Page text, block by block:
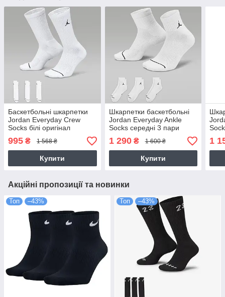
Баскетбольні шкарпетки
Jordan Everyday Crew
Socks білі оригінал
995 ₴ 1 568 ₴
Купити
Шкарпетки баскетбольні
Jordan Everyday Ankle
Socks середні 3 пари
1 290₴ 1 600 ₴
Купити
1
Акційні пропозиції та новинки
Топ –43% Топ –43%